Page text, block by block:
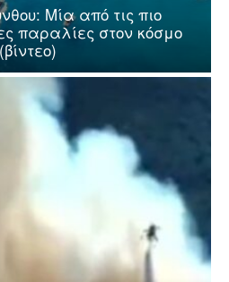
Μία από τις πιο
παραλίες στον κόσμο
(βίντεο)